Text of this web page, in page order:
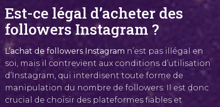
Est-ce légal d’acheter des
followers Instagram ?
L’achat de followers Instagram n’est pas illégal en
soi, mais il contrevient aux conditions d’utilisation
d’Instagram, qui interdisent toute forme de
manipulation du nombre de followers. Il est donc
crucial de choisir des plateformes fiables et